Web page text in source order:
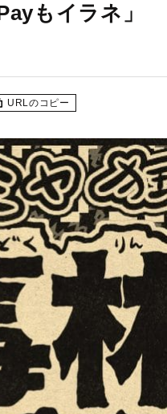
もイラネ」
URLのコピー